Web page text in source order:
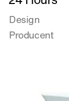
mere
om
24
Hours
Design
Producent